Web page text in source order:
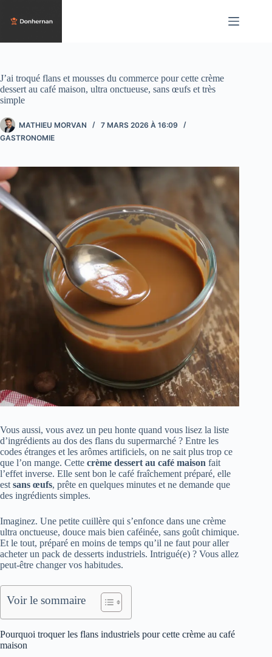
contenu
J’ai troqué flans et mousses du commerce pour cette crème
dessert au café maison, ultra onctueuse, sans œufs et très
simple
MATHIEU MORVAN
7 MARS 2026 À 16:09
GASTRONOMIE
Vous aussi, vous avez un peu honte quand vous lisez la liste
d’ingrédients au dos des flans du supermarché ? Entre les
codes étranges et les arômes artificiels, on ne sait plus trop ce
que l’on mange. Cette crème dessert au café maison fait
l’effet inverse. Elle sent bon le café fraîchement préparé, elle
est sans œufs, prête en quelques minutes et ne demande que
des ingrédients simples.
Imaginez. Une petite cuillère qui s’enfonce dans une crème
ultra onctueuse, douce mais bien caféinée, sans goût chimique.
Et le tout, préparé en moins de temps qu’il ne faut pour aller
acheter un pack de desserts industriels. Intrigué(e) ? Vous allez
peut‑être changer vos habitudes.
Voir le sommaire
Pourquoi troquer les flans industriels pour cette crème au café
maison